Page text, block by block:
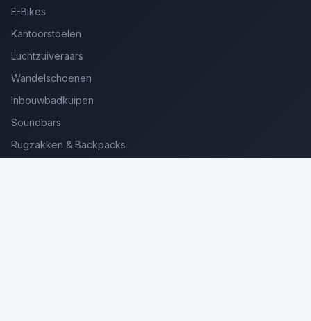
E-Bikes
Kantoorstoelen
Luchtzuiveraars
Wandelschoenen
Inbouwbadkuipen
Soundbars
Rugzakken & Backpacks